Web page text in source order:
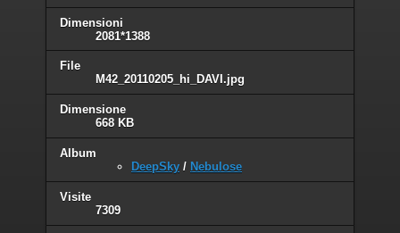
Dimensioni
2081*1388
File
M42_20110205_hi_DAVI.jpg
Dimensione
668 KB
Album
DeepSky / Nebulose
Visite
7309